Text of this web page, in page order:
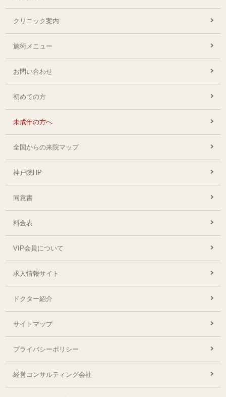
クリニック案内
施術メニュー
お問い合わせ
初めての方
未成年の方へ
全国からの来院マップ
神戸院HP
同意書
料金表
VIP会員について
求人情報サイト
ドクター紹介
サイトマップ
プライバシーポリシー
経営コンサルティング会社